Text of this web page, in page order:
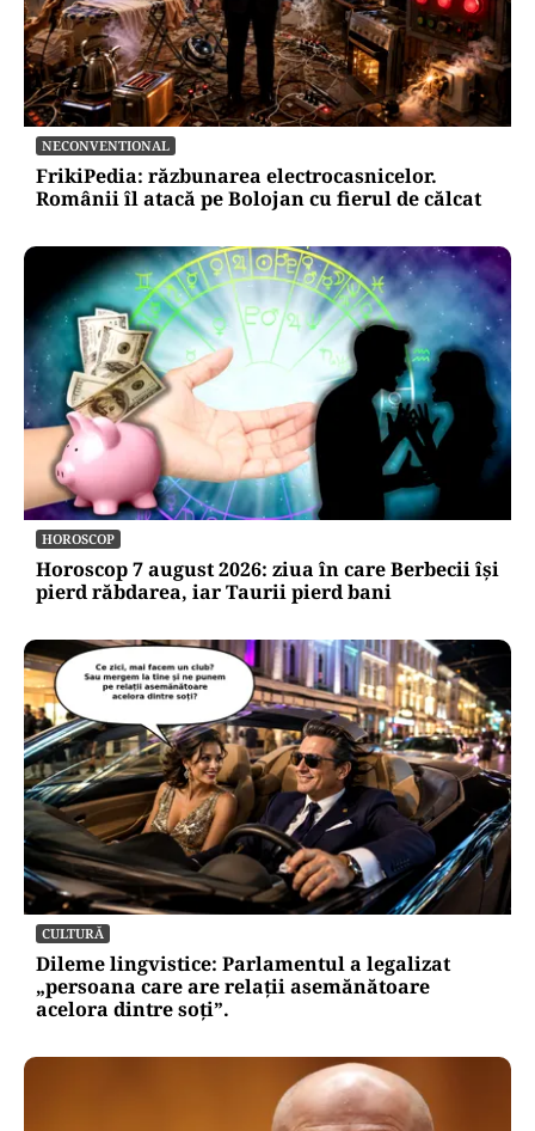
vulnerabilitățile statului român: ANP
repetă scenariul e‑Terra. Ce ascund
comunicările oficiale și cine răspunde
pentru mentenanța IT a instituțiilor
publice
Alte Articole Importante
NECONVENTIONAL
FrikiPedia: răzbunarea electrocasnicelor.
Românii îl atacă pe Bolojan cu fierul de călcat
HOROSCOP
Horoscop 7 august 2026: ziua în care Berbecii își
pierd răbdarea, iar Taurii pierd bani